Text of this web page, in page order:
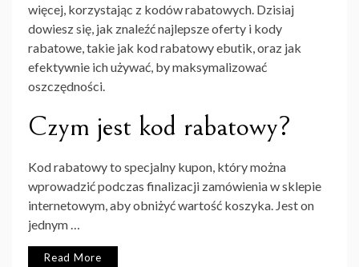
więcej, korzystając z kodów rabatowych. Dzisiaj
dowiesz się, jak znaleźć najlepsze oferty i kody
rabatowe, takie jak kod rabatowy ebutik, oraz jak
efektywnie ich używać, by maksymalizować
oszczędności.
Czym jest kod rabatowy?
Kod rabatowy to specjalny kupon, który można
wprowadzić podczas finalizacji zamówienia w sklepie
internetowym, aby obniżyć wartość koszyka. Jest on
jednym …
Read More